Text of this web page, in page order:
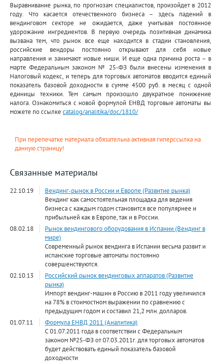
Выравнивание рынка, по прогнозам специалистов, произойдет в 2012
году. Что касается отечественного бизнеса – здесь падений в
вендинговом секторе не ожидается, даже учитывая постоянное
удорожание ингредиентов. В первую очередь позитивная динамика
вызвана тем, что рынок все еще находится в стадии становления,
российские вендоры постоянно открывают для себя новые
направления и занимают новые ниши. И еще одна причина роста – в
марте Федеральным законом № 25-ФЗ были внесены изменения в
Налоговый кодекс, и теперь для торговых автоматов вводится единый
показатель базовой доходности в сумме 4500 руб. в месяц с одной
единицы техники. Тем самым произошло двукратное понижение
налога. Ознакомиться с новой формулой ЕНВД торговые автоматы вы
можете по ссылке catalog/analitika/doc/1810/
При перепечатке материала обязательна активная гиперссылка на
данную страницу!
Связанные материалы
22.10.19
Вендинг-рынок в России и Европе (Развитие рынка)
Вендинг как самостоятельная площадка для ведения
бизнеса с каждым годом становится все популярнее и
прибыльней как в Европе, так и в России.
08.02.18
Рынок вендингового оборудования в Испании (Вендинг в
мире)
Современный рынок вендинга в Испании весьма развит и
испанские торговые автоматы постоянно
совершенствуются.
02.10.13
Российский рынок вендинговых аппаратов (Развитие
рынка)
Импорт вендинг-машин в Россию в 2011 году увеличился
на 78% в стоимостном выражении по сравнению с
предыдущим годом и составил 21,2 млн. долларов.
01.07.11
Формула ЕНВД 2011 (Аналитика)
С 01.07.2011 года в соответствии с Федеральным
законом №25-ФЗ от 07.03.2011г. для торговых автоматов
будет действовать единый показатель базовой
доходности